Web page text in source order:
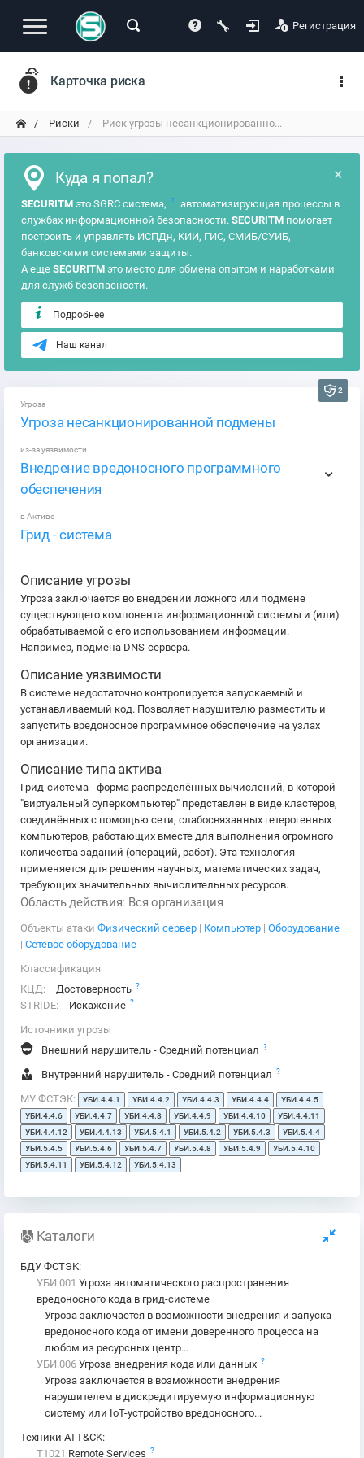
Регистрация
Карточка риска
Риски Риск угрозы несанкционированно...
×
Куда я попал?
SECURITM это SGRC система, ?
автоматизирующая процессы в
службах информационной безопасности. SECURITM помогает
построить и управлять ИСПДн, КИИ, ГИС, СМИБ/СУИБ,
банковскими системами защиты.
А еще SECURITM это место для обмена опытом и наработками
для служб безопасности.
Подробнее
Наш канал
2
Угроза
Угроза несанкционированной подмены
из-за уязвимости
Внедрение вредоносного программного
обеспечения
в Активе
Грид - система
Описание угрозы
Угроза заключается во внедрении ложного или подмене
существующего компонента информационной системы и (или)
обрабатываемой с его использованием информации.
Например, подмена DNS-сервера.
Описание уязвимости
В системе недостаточно контролируется запускаемый и
устанавливаемый код. Позволяет нарушителю разместить и
запустить вредоносное программное обеспечение на узлах
организации.
Описание типа актива
Грид-система - форма распределённых вычислений, в которой
"виртуальный суперкомпьютер" представлен в виде кластеров,
соединённых с помощью сети, слабосвязанных гетерогенных
компьютеров, работающих вместе для выполнения огромного
количества заданий (операций, работ). Эта технология
применяется для решения научных, математических задач,
требующих значительных вычислительных ресурсов.
Область действия: Вся организация
Объекты атаки Физический сервер | Компьютер | Оборудование
| Сетевое оборудование
Классификация
КЦД:
Достоверность ?
STRIDE: Искажение ?
Источники угрозы
Внешний нарушитель - Средний потенциал ?
Внутренний нарушитель - Средний потенциал ?
МУ ФСТЭК: УБИ.4.4.1 УБИ.4.4.2 УБИ.4.4.3 УБИ.4.4.4
УБИ.4.4.5
УБИ.4.4.6
УБИ.4.4.7 УБИ.4.4.8 УБИ.4.4.9 УБИ.4.4.10
УБИ.4.4.11
УБИ.4.4.12
УБИ.4.4.13 УБИ.5.4.1 УБИ.5.4.2 УБИ.5.4.3
УБИ.5.4.4
УБИ.5.4.5
УБИ.5.4.6 УБИ.5.4.7 УБИ.5.4.8 УБИ.5.4.9
УБИ.5.4.10
УБИ.5.4.11
УБИ.5.4.12 УБИ.5.4.13
Каталоги
БДУ ФСТЭК:
УБИ.001 Угроза автоматического распространения
вредоносного кода в грид-системе
Угроза заключается в возможности внедрения и запуска
вредоносного кода от имени доверенного процесса на
любом из ресурсных центр...
УБИ.006 Угроза внедрения кода или данных ?
Угроза заключается в возможности внедрения
нарушителем в дискредитируемую информационную
систему или IoT-устройство вредоносного...
Техники ATT&CK:
T1021 Remote Services ?